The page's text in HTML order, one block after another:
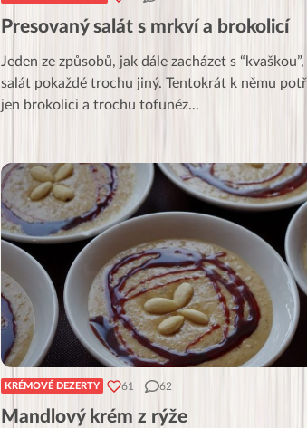
Presovaný salát s mrkví a brokolicí
Jeden ze způsobů, jak dále zacházet s “kvaškou”,
salát pokaždé trochu jiný. Tentokrát k němu
jen brokolici a trochu tofunéz...
KRÉMOVÉ DEZERTY 61 62
Mandlový krém z rýže